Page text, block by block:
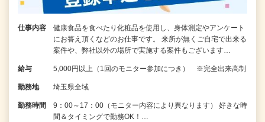
仕事内容
健康食品を食べたり化粧品を使用し、身体測定やアンケート
にお答え頂くなどのお仕事です。 来所が無くご自宅で出来る
案件や、弊社以外の場所で実施する案件もございます…
給与 5,000円以上（1回のモニター参加につき） ※完全出来高制
勤務地 埼玉県全域
勤務時間
9：00～17：00（モニター内容により異なります） 好きな時
間＆タイミングで勤務OK！…